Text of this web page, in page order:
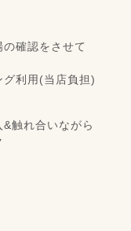
確認をさせて
利用(当店負担)
触れ合いながら